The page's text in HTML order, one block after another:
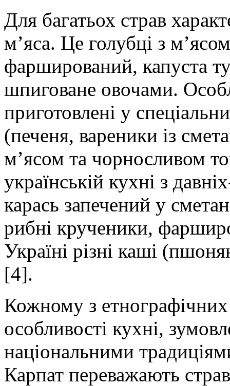
Для багатьох страв
м’яса. Це голубці з
фарширований, капуста
шпиговане овочами.
приготовлені у
(печеня, вареники із
м’ясом та чорносливом
українській кухні з
карась запечений у
рибні крученики,
Україні різні каші
[4].
Кожному з етнографічних
особливості кухні,
національними
Карпат переважають